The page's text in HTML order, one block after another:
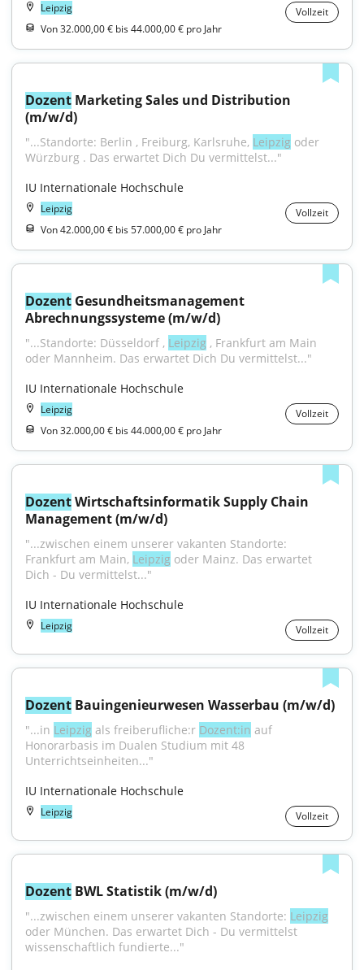
Leipzig
Vollzeit
Von 32.000,00 € bis 44.000,00 € pro Jahr
Dozent Marketing Sales und Distribution
(m/w/d)
"...Standorte: Berlin , Freiburg, Karlsruhe, Leipzig oder
Würzburg . Das erwartet Dich Du vermittelst..."
IU Internationale Hochschule
Leipzig
Vollzeit
Von 42.000,00 € bis 57.000,00 € pro Jahr
Dozent Gesundheitsmanagement
Abrechnungssysteme (m/w/d)
"...Standorte: Düsseldorf , Leipzig , Frankfurt am Main
oder Mannheim. Das erwartet Dich Du vermittelst..."
IU Internationale Hochschule
Leipzig
Vollzeit
Von 32.000,00 € bis 44.000,00 € pro Jahr
Dozent Wirtschaftsinformatik Supply Chain
Management (m/w/d)
"...zwischen einem unserer vakanten Standorte:
Frankfurt am Main, Leipzig oder Mainz. Das erwartet
Dich - Du vermittelst..."
IU Internationale Hochschule
Leipzig Vollzeit
Dozent Bauingenieurwesen Wasserbau (m/w/d)
"...in Leipzig als freiberufliche:r Dozent:in auf
Honorarbasis im Dualen Studium mit 48
Unterrichtseinheiten..."
IU Internationale Hochschule
Leipzig Vollzeit
Dozent BWL Statistik (m/w/d)
"...zwischen einem unserer vakanten Standorte: Leipzig
oder München. Das erwartet Dich - Du vermittelst
wissenschaftlich fundierte..."